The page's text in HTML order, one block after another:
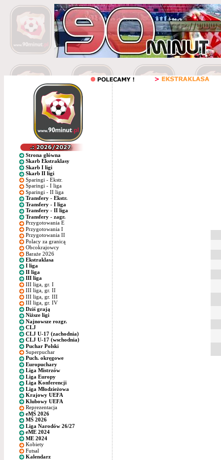
Strona główna
Skarb Ekstraklasy
Skarb I ligi
Skarb II ligi
Sparingi - Ekstr.
Sparingi - I liga
Sparingi - II liga
Transfery - Ekstr.
Transfery - I liga
Transfery - II liga
Transfery - zagr.
Przygotowania E
Przygotowania I
Przygotowania II
Polacy za granicą
Obcokrajowcy
Baraże 2026
Ekstraklasa
I liga
II liga
III liga
III liga, gr. I
III liga, gr. II
III liga, gr. III
III liga, gr. IV
Dziś grają
Niższe ligi
Najnowsze rozgr.
CLJ
CLJ U-17 (zachodnia)
CLJ U-17 (wschodnia)
Puchar Polski
Superpuchar
Puch. okręgowe
Europuchary
Liga Mistrzów
Liga Europy
Liga Konferencji
Liga Młodzieżowa
Krajowy UEFA
Klubowy UEFA
Reprezentacja
eMŚ 2026
MŚ 2026
Liga Narodów 26/27
eME 2024
ME 2024
Kobiety
Futsal
Kalendarz